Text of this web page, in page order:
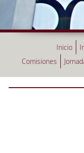
Inicio
Comisiones